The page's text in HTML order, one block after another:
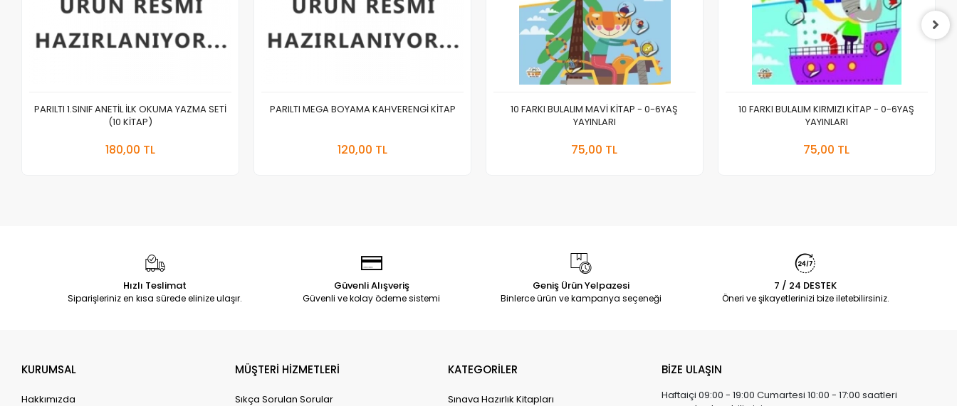
PARILTI 1.SINIF ANETİL İLK OKUMA YAZMA SETİ
(10 KİTAP)
180,00 TL
PARILTI MEGA BOYAMA KAHVERENGİ KİTAP
120,00 TL
10 FARKI BULALIM MAVİ KİTAP - 0-6YAŞ
YAYINLARI
75,00 TL
10 FARKI BULALIM KIRMIZI KİTAP - 0-6YAŞ
YAYINLARI
75,00 TL
Hızlı Teslimat
Siparişleriniz en kısa sürede elinize ulaşır.
Güvenli Alışveriş
Güvenli ve kolay ödeme sistemi
Geniş Ürün Yelpazesi
Binlerce ürün ve kampanya seçeneği
7 / 24 DESTEK
Öneri ve şikayetlerinizi bize iletebilirsiniz.
KURUMSAL
Hakkımızda
MÜŞTERİ HİZMETLERİ
Sıkça Sorulan Sorular
KATEGORİLER
Sınava Hazırlık Kitapları
BİZE ULAŞIN
Haftaiçi 09:00 - 19:00 Cumartesi 10:00 - 17:00 saatleri